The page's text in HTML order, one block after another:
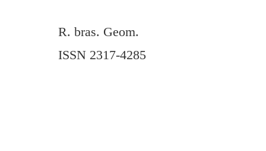
R. bras. Geom.
ISSN 2317-4285